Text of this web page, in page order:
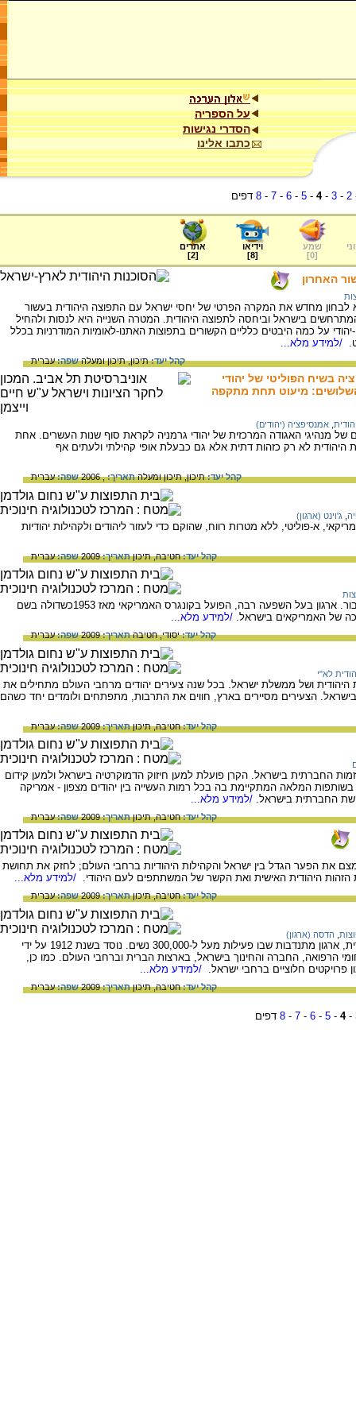
על הספריה
הסדרי נגישות
כתבו אלינו
2
-
3
-
4
-
5
-
6
-
7
-
8 דפים
שמע
[
0
]
וידיאו
[
8
]
אתרים
[
2
]
האחרון
מחדש את המקרה הפרטי של יחסי ישראל עם התפוצה היהודית בעשור
בישראל וביחסה לתפוצה היהודית. המטרה השנייה היא לנסות ולהחיל
על כמה היבטים כלליים הקשורים בתפוצות האתנו-לאומיות המודרניות בכלל
/למידע מלא...
קהל יעד:תיכון,תיכון ומעלהשפה:עברית
בשיח הפוליטי של יהודי
מיעוט תחת מתקפה
אמנסיפציה (יהודים)
של מנהיגי האגודה המרכזית של יהודי גרמניה לקראת סוף שנות העשרים. אחת
היהודית לא רק כזהות דתית אלא גם כבעלת אופי קהילתי ולעתים אף
קהל יעד:תיכון,תיכון ומעלהתאריך:, 2006 שפה:עברית
ג'וינט (ארגון)
א-פוליטי, ללא מטרות רווח, שהוקם כדי לעזור ליהודים ולקהילות יהודיות
קהל יעד:חטיבה,תיכוןתאריך:2009 שפה:עברית
על אייפק - הוועד האמריקאי-ישראלי ליחסי ציבור. ארגון בעל השפעה רבה, הפועל בקונגרס האמריקאי מאז 1953כשדולה בשם
של האמריקאים בישראל. /למידע מלא...
קהל יעד:יסודי,חטיבהתאריך:2009 שפה:עברית
לא"י
היהודית ושל ממשלת ישראל. בכל שנה צעירים יהודים מרחבי העולם מתחילים את
הצעירים מסיירים בארץ, חווים את התרבות, מתפתחים ולומדים יחד כשהם
קהל יעד:חטיבה,תיכוןתאריך:2009 שפה:עברית
החברתית בישראל. הקרן פועלת למען חיזוק הדמוקרטיה בישראל ולמען קידום
בשותפות המלאה המתקיימת בה בכל רמות העשייה בין יהודים מצפון - אמריקה
החברתית בישראל. /למידע מלא...
קהל יעד:חטיבה,תיכוןתאריך:2009 שפה:עברית
שנוסד בשנת 2000 כדי לצמצם את הפער הגדל בין ישראל והקהילות היהודיות ברחבי העולם; לחזק את תחושת
הזהות היהודית האישית ואת הקשר של המשתתפים לעם היהודי. /למידע מלא...
קהל יעד:חטיבה,תיכוןתאריך:2009 שפה:עברית
הדסה (ארגון)
על הדסה, ארגון הנשים הציוני של ארצות הברית, ארגון מתנדבות שבו פעילות מעל ל-300,000 נשים. נוסד בשנת 1912 על ידי
הרפואה, החברה והחינוך בישראל, בארצות הברית וברחבי העולם. כמו כן,
פרויקטים חלוציים ברחבי ישראל.
/למידע מלא...
קהל יעד:חטיבה,תיכוןתאריך:2009 שפה:עברית
-
4
-
5
-
6
-
7
-
8 דפים